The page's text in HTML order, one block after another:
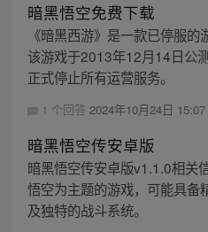
暗黑悟空免费下载
《暗黑西游》是一款已停服的
该游戏于2013年12月14日公
正式停止所有运营服务。
1 个回答 2024年10月24日 15:07
暗黑悟空传安卓版
暗黑悟空传安卓版v1.1.0相关
悟空为主题的游戏，可能具备
及独特的战斗系统。